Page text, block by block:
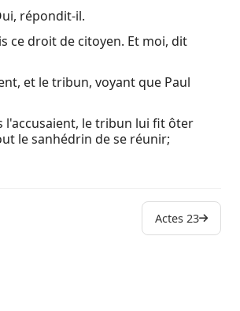
répondit-il.
ce droit de citoyen. Et moi, dit
et le tribun, voyant que Paul
l'accusaient, le tribun lui fit ôter
le sanhédrin de se réunir;
Actes 23